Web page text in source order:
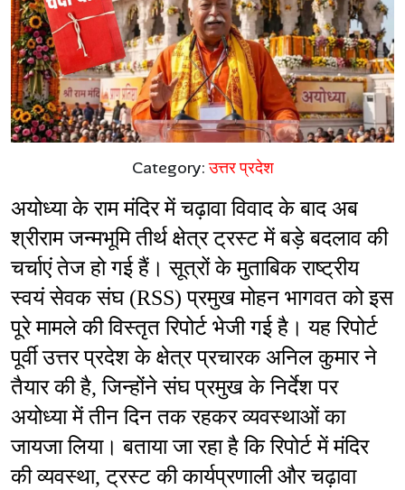
Category:उत्तर प्रदेश
अयोध्या के राम मंदिर में चढ़ावा विवाद के बाद अब
श्रीराम जन्मभूमि तीर्थ क्षेत्र ट्रस्ट में बड़े बदलाव की
चर्चाएं तेज हो गई हैं। सूत्रों के मुताबिक राष्ट्रीय
स्वयं सेवक संघ (RSS) प्रमुख मोहन भागवत को इस
पूरे मामले की विस्तृत रिपोर्ट भेजी गई है। यह रिपोर्ट
पूर्वी उत्तर प्रदेश के क्षेत्र प्रचारक अनिल कुमार ने
तैयार की है, जिन्होंने संघ प्रमुख के निर्देश पर
अयोध्या में तीन दिन तक रहकर व्यवस्थाओं का
जायजा लिया। बताया जा रहा है कि रिपोर्ट में मंदिर
की व्यवस्था, ट्रस्ट की कार्यप्रणाली और चढ़ावा